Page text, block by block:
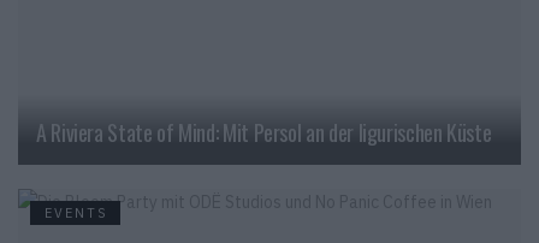
A Riviera State of Mind: Mit Persol an der ligurischen Küste
EVENTS